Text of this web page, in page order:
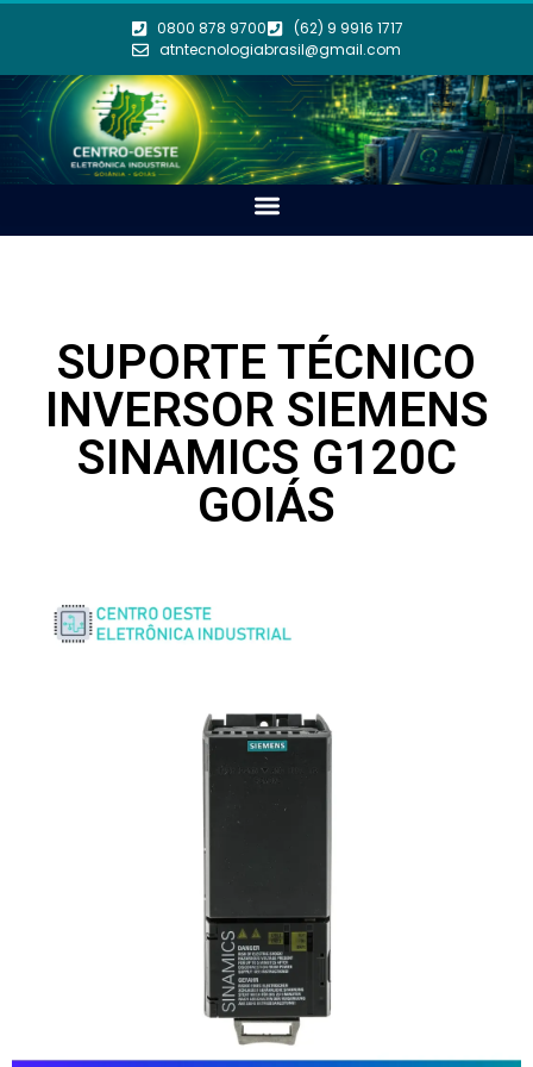
0800 878 9700
(62) 9 9916 1717
atntecnologiabrasil@gmail.com
SUPORTE TÉCNICO
INVERSOR SIEMENS
SINAMICS G120C
GOIÁS